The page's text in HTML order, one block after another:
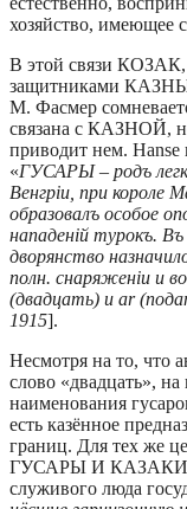
хозяйство, имеющее
В этой связи
защитниками
М. Фасмер
связана с КАЗНОЙ,
приводит нем. Hanse
«ГУСАРЫ – родъ
Венгріи, при короле
образовалъ особое
нападеній турокъ. Въ
дворянство
полн. снаряженіи и
(двадцать) и ar
1915].
Несмотря на то, что
слово «двадцать»,
наименования
есть казённое
границ. Для тех же
ГУСАРЫ И КАЗАКИ –
служивого люда